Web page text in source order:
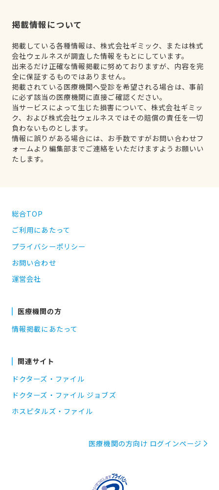
掲載情報について
掲載している各種情報は、株式会社ギミック、または株式
会社ウェルネスが調査した情報をもとにしています。
出来るだけ正確な情報掲載に努めておりますが、内容を完
全に保証するものではありません。
掲載されている医療機関へ受診を希望される場合は、事前
に必ず該当の医療機関に直接ご確認ください。
当サービスによって生じた損害について、株式会社ギミッ
ク、および株式会社ウェルネスではその賠償の責任を一切
負わないものとします。
情報に誤りがある場合には、お手数ですがお問い合わせフ
ォームより編集部までご連絡をいただけますようお願いい
たします。
総合TOP
ご利用にあたって
プライバシーポリシー
お問い合わせ
運営会社
医療機関の方
情報掲載にあたって
関連サイト
ドクターズ・ファイル
ドクターズ・ファイル ジョブズ
ホスピタルズ・ファイル
医療機関の方向け ログインページ